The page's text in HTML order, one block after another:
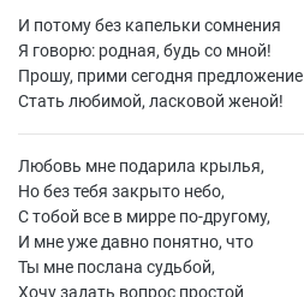
И потому без капельки сомнения
Я говорю: родная, будь со мной!
Прошу, прими сегодня предложение
Стать любимой, ласковой женой!
Любовь мне подарила крылья,
Но без тебя закрыто небо,
С тобой все в мирре по-другому,
И мне уже давно понятно, что
Ты мне послана судьбой,
Хочу задать вопрос простой